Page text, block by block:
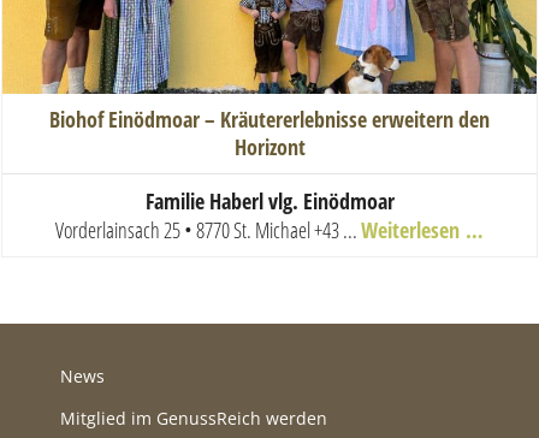
Biohof Einödmoar – Kräutererlebnisse erweitern den
Horizont
Familie Haberl vlg. Einödmoar
Vorderlainsach 25 • 8770 St. Michael+43 ...Weiterlesen …
News
Mitglied im GenussReich werden